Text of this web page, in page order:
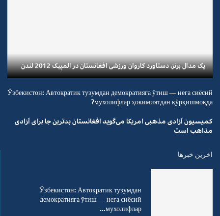
یک مدال برنز، دستاورد کاروان ورزشی افغانستان در المپیک 2012 لندن
Ўзбекистон: Автократик тузумдан демократияга ўтиш — нега сиёсий
мухолифлар ҳокимиятдан қўрқишмоқда?
کمیسیون آزادی مذهبی امریکا می‌گوید افغانستان بدترین جا برای آزادی
مذاهب است
اخرین خبرها
Ўзбекистон: Автократик тузумдан
демократияга ўтиш — нега сиёсий
мухолифлар...